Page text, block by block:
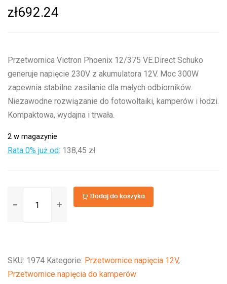
zł692.24
Przetwornica Victron Phoenix 12/375 VE.Direct Schuko
generuje napięcie 230V z akumulatora 12V. Moc 300W
zapewnia stabilne zasilanie dla małych odbiorników.
Niezawodne rozwiązanie do fotowoltaiki, kamperów i łodzi.
Kompaktowa, wydajna i trwała.
2 w magazynie
Rata 0% już od: 138,45 zł
Phoenix
Dodaj do koszyka
SKU: 1974 Kategorie: Przetwornice napięcia 12V,
Przetwornice napięcia do kamperów